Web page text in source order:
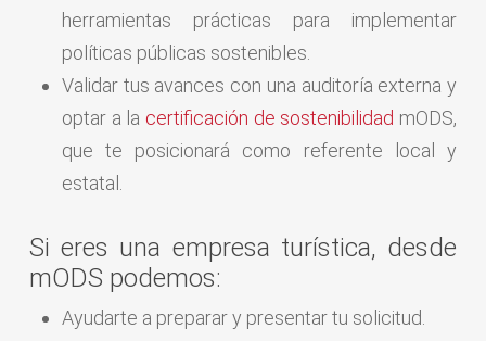
herramientas prácticas para implementar
políticas públicas sostenibles.
Validar tus avances con una auditoría externa y
optar a la certificación de sostenibilidad mODS,
que te posicionará como referente local y
estatal.
Si eres una empresa turística, desde
mODS podemos:
Ayudarte a preparar y presentar tu solicitud.